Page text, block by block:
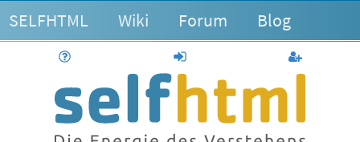
SELFHTML Wiki Forum Blog
anmelden